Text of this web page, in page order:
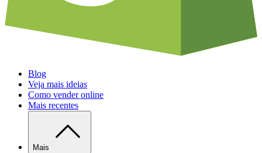
Blog
Veja mais ideias
Como vender online
Mais recentes
Mais